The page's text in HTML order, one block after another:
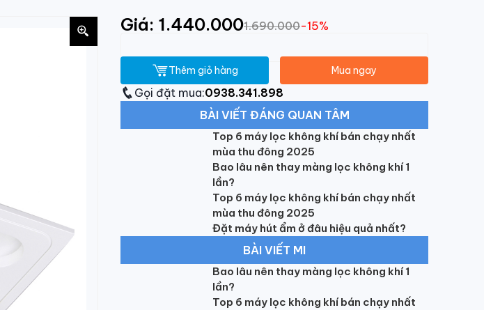
Giá: 1.440.0001.690.000-15%
Thêm giỏ hàng Mua ngay
Gọi đặt mua:0938.341.898
BÀI VIẾT ĐÁNG QUAN TÂM
Top 6 máy lọc không khí bán chạy nhất
mùa thu đông 2025
Bao lâu nên thay màng lọc không khí 1
lần?
Top 6 máy lọc không khí bán chạy nhất
mùa thu đông 2025
Đặt máy hút ẩm ở đâu hiệu quả nhất?
BÀI VIẾT MI
Bao lâu nên thay màng lọc không khí 1
lần?
Top 6 máy lọc không khí bán chạy nhất